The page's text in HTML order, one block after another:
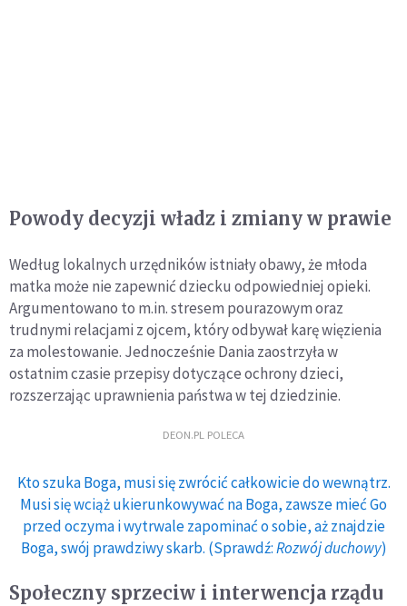
Powody decyzji władz i zmiany w prawie
Według lokalnych urzędników istniały obawy, że młoda
matka może nie zapewnić dziecku odpowiedniej opieki.
Argumentowano to m.in. stresem pourazowym oraz
trudnymi relacjami z ojcem, który odbywał karę więzienia
za molestowanie. Jednocześnie Dania zaostrzyła w
ostatnim czasie przepisy dotyczące ochrony dzieci,
rozszerzając uprawnienia państwa w tej dziedzinie.
DEON.PL POLECA
Kto szuka Boga, musi się zwrócić całkowicie do wewnątrz.
Musi się wciąż ukierunkowywać na Boga, zawsze mieć Go
przed oczyma i wytrwale zapominać o sobie, aż znajdzie
Boga, swój prawdziwy skarb. (Sprawdź:Rozwój duchowy)
Społeczny sprzeciw i interwencja rządu